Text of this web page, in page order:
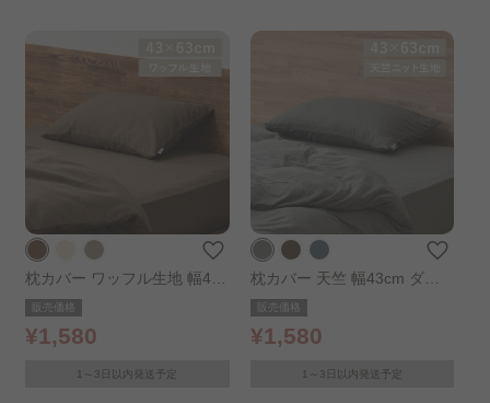
枕カバー ワッフル生地 幅43c
m ブラウン
販売価格
¥1,580
1～3日以内発送予定
枕カバー 天竺 幅43cm ダー
クグレー
販売価格
¥1,580
1～3日以内発送予定